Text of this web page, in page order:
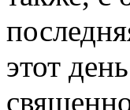
этот